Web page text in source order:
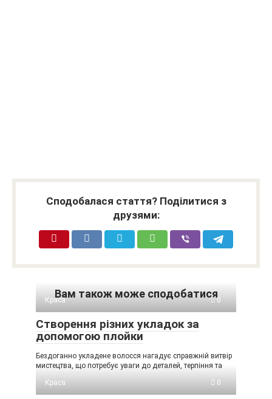
Сподобалася стаття? Поділитися з
друзями:
Вам також може сподобатися
Краса 0
Створення різних укладок за
допомогою плойки
Бездоганно укладене волосся нагадує справжній витвір
мистецтва, що потребує уваги до деталей, терпіння та
Краса
0